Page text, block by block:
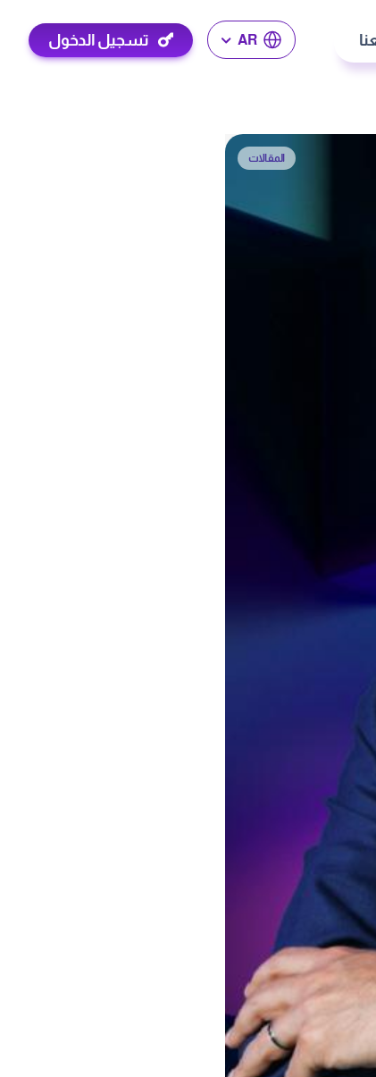
AR تسجيل الدخول
المقالات